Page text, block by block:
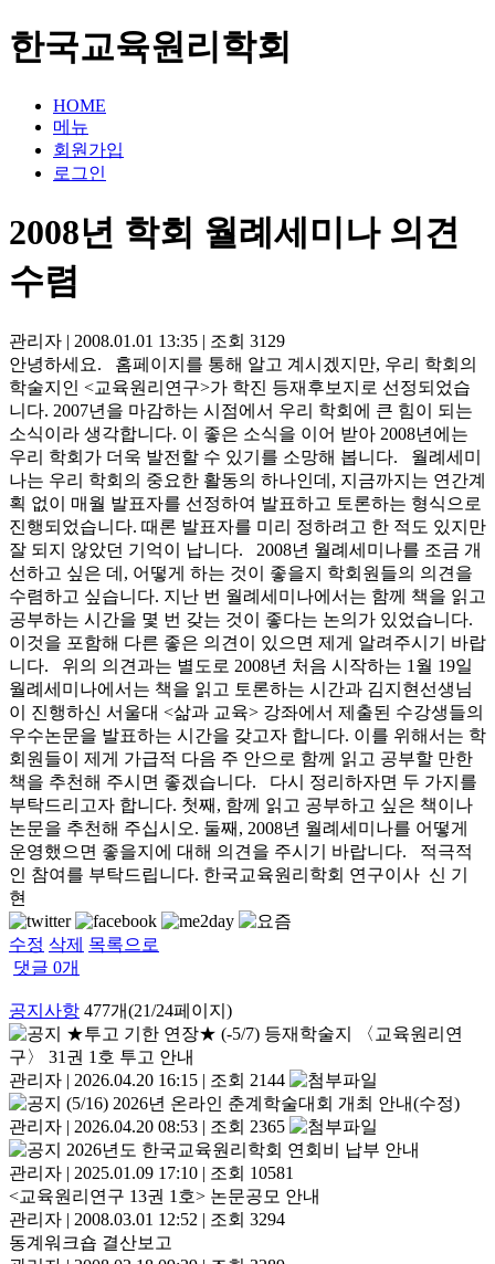
한국교육원리학회
HOME
메뉴
회원가입
로그인
2008년 학회 월례세미나 의견
수렴
관리자 | 2008.01.01 13:35 | 조회 3129
안녕하세요. 홈페이지를 통해 알고 계시겠지만, 우리 학회의
학술지인 <교육원리연구>가 학진 등재후보지로 선정되었습
니다. 2007년을 마감하는 시점에서 우리 학회에 큰 힘이 되는
소식이라 생각합니다. 이 좋은 소식을 이어 받아 2008년에는
우리 학회가 더욱 발전할 수 있기를 소망해 봅니다. 월례세미
나는 우리 학회의 중요한 활동의 하나인데, 지금까지는 연간계
획 없이 매월 발표자를 선정하여 발표하고 토론하는 형식으로
진행되었습니다. 때론 발표자를 미리 정하려고 한 적도 있지만
잘 되지 않았던 기억이 납니다. 2008년 월례세미나를 조금 개
선하고 싶은 데, 어떻게 하는 것이 좋을지 학회원들의 의견을
수렴하고 싶습니다. 지난 번 월례세미나에서는 함께 책을 읽고
공부하는 시간을 몇 번 갖는 것이 좋다는 논의가 있었습니다.
이것을 포함해 다른 좋은 의견이 있으면 제게 알려주시기 바랍
니다. 위의 의견과는 별도로 2008년 처음 시작하는 1월 19일
월례세미나에서는 책을 읽고 토론하는 시간과 김지현선생님
이 진행하신 서울대 <삶과 교육> 강좌에서 제출된 수강생들의
우수논문을 발표하는 시간을 갖고자 합니다. 이를 위해서는 학
회원들이 제게 가급적 다음 주 안으로 함께 읽고 공부할 만한
책을 추천해 주시면 좋겠습니다. 다시 정리하자면 두 가지를
부탁드리고자 합니다. 첫째, 함께 읽고 공부하고 싶은 책이나
논문을 추천해 주십시오. 둘째, 2008년 월례세미나를 어떻게
운영했으면 좋을지에 대해 의견을 주시기 바랍니다. 적극적
인 참여를 부탁드립니다. 한국교육원리학회 연구이사 신 기
현
수정 삭제 목록으로
댓글 0개
공지사항 477개(21/24페이지)
★투고 기한 연장★ (-5/7) 등재학술지 〈교육원리연
구〉 31권 1호 투고 안내
관리자 | 2026.04.20 16:15 | 조회 2144
(5/16) 2026년 온라인 춘계학술대회 개최 안내(수정)
관리자 | 2026.04.20 08:53 | 조회 2365
2026년도 한국교육원리학회 연회비 납부 안내
관리자 | 2025.01.09 17:10 | 조회 10581
<교육원리연구 13권 1호> 논문공모 안내
관리자 | 2008.03.01 12:52 | 조회 3294
동계워크숍 결산보고